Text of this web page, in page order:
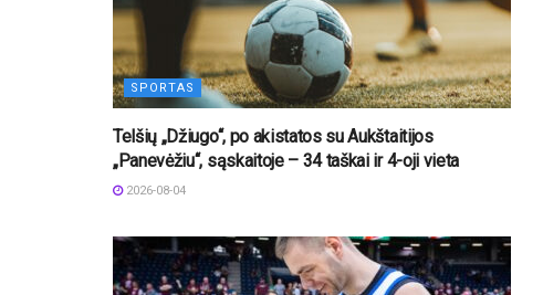
SPORTAS
Telšių „Džiugo“, po akistatos su Aukštaitijos
„Panevėžiu“, sąskaitoje – 34 taškai ir 4-oji vieta
2026-08-04